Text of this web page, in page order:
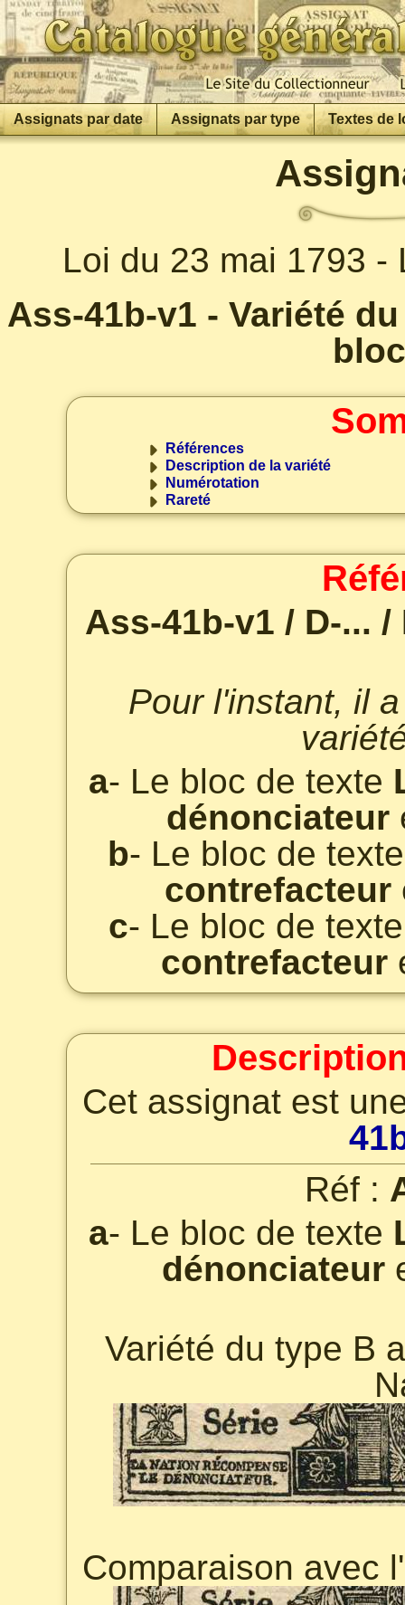
Assignats par date Assignats par type Textes de
Loi du 23 mai 1793 -
Ass-41b-v1 - Variété
Références
Description de la variété
Numérotation
Rareté
Ass-41b-v1 / D-... /
Pour l'instant, il
a- Le bloc de texte
dénonciateur
b- Le bloc de
contrefacteur
c- Le bloc de
contrefacteur
Cet assignat est
Réf :
a- Le bloc de texte
dénonciateur
Variété du type B
Comparaison avec